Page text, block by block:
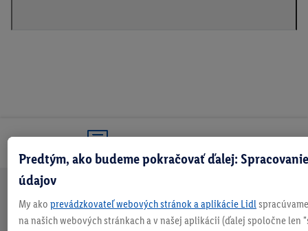
Doprava
zadarmo
30 dní na
vrátenie
Vrátenie
zadarmo
Každý
týždeň
Bezpečný nákup
Predtým, ako budeme pokračovať ďalej:
údajov
My ako prevádzkovateľ webových stránok a aplikácie Lidl
na našich webových stránkach a v našej aplikácii (ďalej spoločne len